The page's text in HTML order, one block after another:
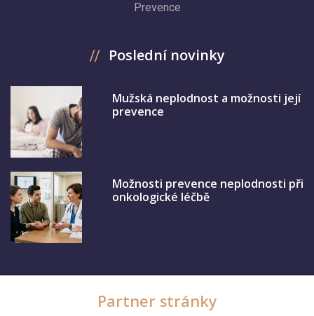
Prevence
Poslední novinky
Mužská neplodnost a možnosti její
prevence
Možnosti prevence neplodnosti při
onkologické léčbě
Partner stránky